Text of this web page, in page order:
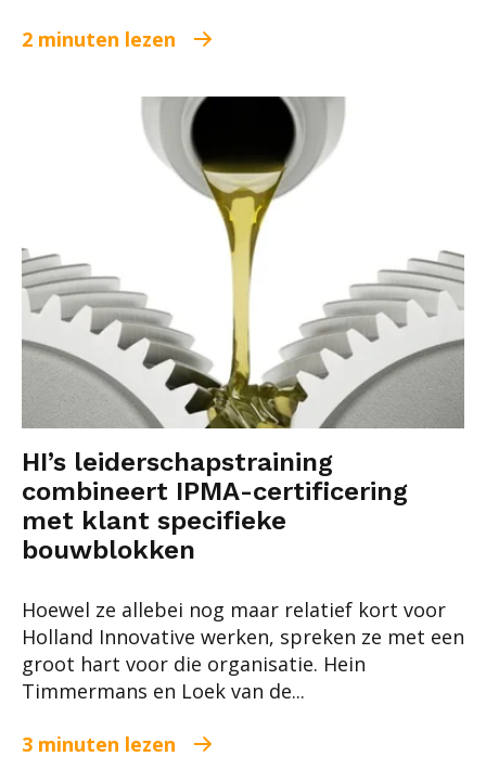
2 minuten lezen
HI’s leiderschapstraining
combineert IPMA-certificering
met klant specifieke
bouwblokken
Hoewel ze allebei nog maar relatief kort voor
Holland Innovative werken, spreken ze met een
groot hart voor die organisatie. Hein
Timmermans en Loek van de...
3 minuten lezen